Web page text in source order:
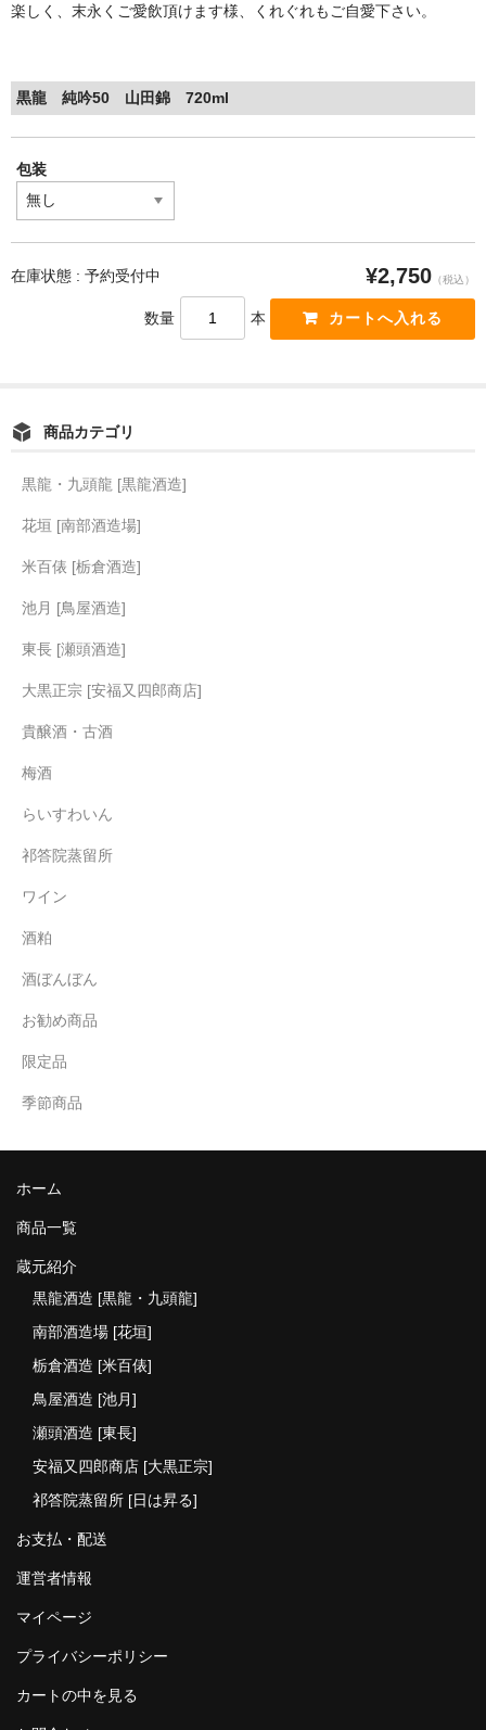
楽しく、末永くご愛飲頂けます様、くれぐれもご自愛下さい。
黒龍 純吟50 山田錦 720ml
包装
在庫状態 : 予約受付中 ¥2,750 （税込）
数量 本
商品カテゴリ
黒龍・九頭龍 [黒龍酒造]
花垣 [南部酒造場]
米百俵 [栃倉酒造]
池月 [鳥屋酒造]
東長 [瀬頭酒造]
大黒正宗 [安福又四郎商店]
貴醸酒・古酒
梅酒
らいすわいん
祁答院蒸留所
ワイン
酒粕
酒ぼんぼん
お勧め商品
限定品
季節商品
ホーム
商品一覧
蔵元紹介
黒龍酒造 [黒龍・九頭龍]
南部酒造場 [花垣]
栃倉酒造 [米百俵]
鳥屋酒造 [池月]
瀬頭酒造 [東長]
安福又四郎商店 [大黒正宗]
祁答院蒸留所 [日は昇る]
お支払・配送
運営者情報
マイページ
プライバシーポリシー
カートの中を見る